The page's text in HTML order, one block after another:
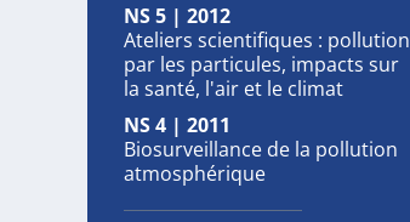
NS 5 | 2012
Ateliers scientifiques : pollution
par les particules, impacts sur
la santé, l'air et le climat
NS 4 | 2011
Biosurveillance de la pollution
atmosphérique